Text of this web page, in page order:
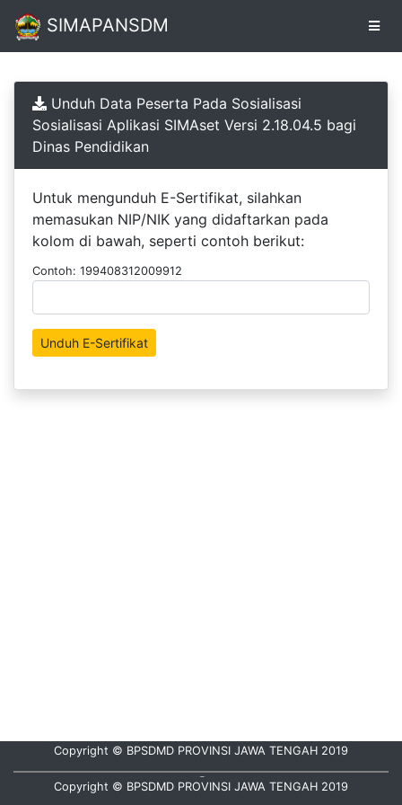
SIMAPANSDM
OnlineUnduh Data Peserta Pada Sosialisasi
Sosialisasi Aplikasi SIMAset Versi 2.18.04.5 bagi
Dinas Pendidikan
Untuk mengunduh E-Sertifikat, silahkan
memasukan NIP/NIK yang didaftarkan pada
kolom di bawah, seperti contoh berikut:
Contoh: 199408312009912
Unduh E-Sertifikat
Copyright © BPSDMD PROVINSI JAWA TENGAH 2019
Hubungi Kami : 08112835000
Copyright © BPSDMD PROVINSI JAWA TENGAH 2019